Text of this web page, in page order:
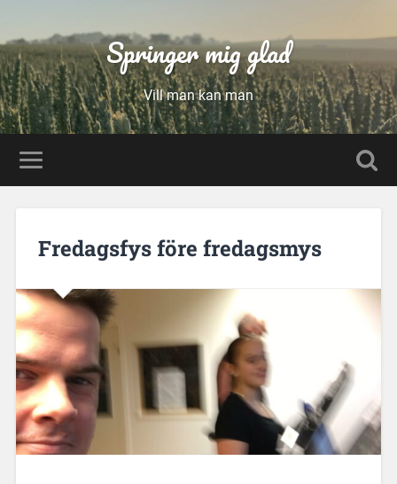
Springer mig glad
Vill man kan man
Fredagsfys före fredagsmys